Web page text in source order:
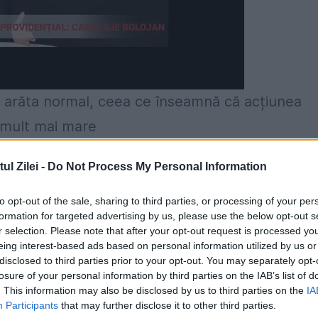
Zilei - Do Not Process My Personal Information
opt-out of the sale, sharing to third parties, or processing of your
for targeted advertising by us, please use the below opt-out
selection. Please note that after your opt-out request is processed
interest-based ads based on personal information utilized by us
to third parties prior to your opt-out. You may separately
of your personal information by third parties on the IAB’s list of
This information may also be disclosed by us to third parties on the
Participants that may further disclose it to other third parties.
normal, ceea ce înseamnă că acțiunea
mai mare
care se adună pe scalp și îți face părul
el începe să producă iar acest sebum pentru
îi este atașată o glandă care secretă ulei, de
mult sebum.